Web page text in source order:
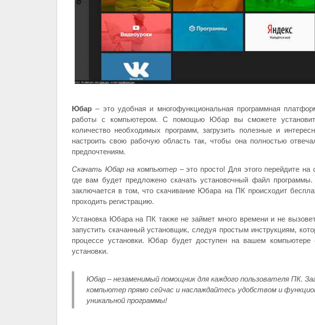
Юбар – это удобная и многофункциональная программная
работы с компьютером. С помощью Юбар вы сможете
количество необходимых программ, загрузить полезные и
настроить свою рабочую область так, чтобы она полностью
предпочтениям.
Скачать Юбар на компьютер – это просто! Для этого перейдите
где вам будет предложено скачать установочный файл
заключается в том, что скачивание Юбара на ПК происходит
проходить регистрацию.
Установка Юбара на ПК также не займет много времени и не
запустить скачанный установщик, следуя простым инструкциям,
процессе установки. Юбар будет доступен на вашем компьютере
установки.
Юбар – незаменимый помощник для каждого пользователя ПК.
компьютер прямо сейчас и наслаждайтесь удобством и
уникальной программы!